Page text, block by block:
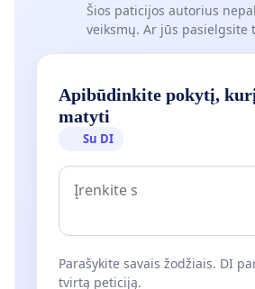
Šios paticijos autorius
veiksmų. Ar jūs pasielgsite
Apibūdinkite pokytį,
matyti
Su DI
Parašykite savais žodžiais. DI
tvirtą peticiją.